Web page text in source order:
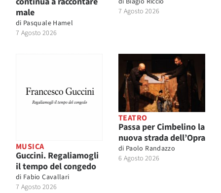
male
di Pasquale Hamel
7 Agosto 2026
7 Agosto 2026
MUSICA
Guccini. Regaliamogli
il tempo del congedo
di Fabio Cavallari
7 Agosto 2026
TEATRO
Passa per Cimbelino la
nuova strada dell’Opra
di Paolo Randazzo
6 Agosto 2026